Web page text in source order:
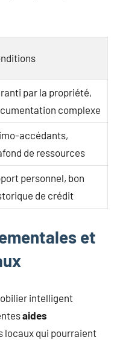
par la propriété,
complexe
accédants,
de ressources
personnel, bon
de crédit
et
intelligent
aides
locaux qui pourraient